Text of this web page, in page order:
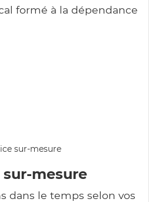
formé à la dépendance
sur-mesure
dans le temps selon vos